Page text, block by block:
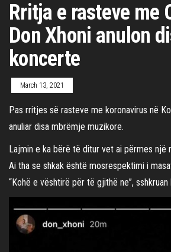
Rritja e rasteve me
Don Xhoni anulon
koncerte
March 13, 2021
Pas rritjes së rasteve me koronavirus në
anuliar disa mbrëmje muzikore.
Lajmin e ka bërë të ditur vet ai përmes një
Ai tha se shkak është mosrespektimi i
“Kohë e vështirë për të gjithë ne”,